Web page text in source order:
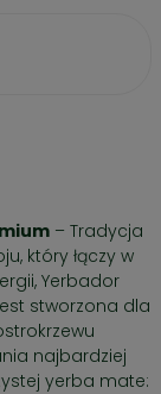
– Tradycja
który łączy w
Yerbador
stworzona dla
najbardziej
yerba mate: